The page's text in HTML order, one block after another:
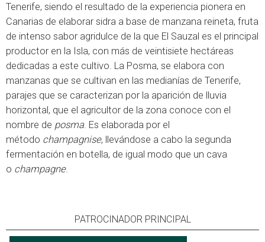
Tenerife, siendo el resultado de la experiencia pionera en
Canarias de elaborar sidra a base de manzana reineta, fruta
de intenso sabor agridulce de la que El Sauzal es el principal
productor en la Isla, con más de veintisiete hectáreas
dedicadas a este cultivo. La Posma, se elabora con
manzanas que se cultivan en las medianías de Tenerife,
parajes que se caracterizan por la aparición de lluvia
horizontal, que el agricultor de la zona conoce con el
nombre de posma. Es elaborada por el
método champagnise, llevándose a cabo la segunda
fermentación en botella, de igual modo que un cava
o champagne.
PATROCINADOR PRINCIPAL